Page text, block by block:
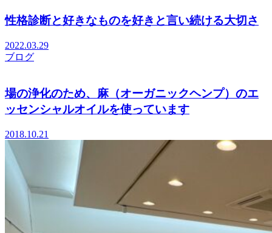
性格診断と好きなものを好きと言い続ける大切さ
2022.03.29
ブログ
場の浄化のため、麻（オーガニックヘンプ）のエ
ッセンシャルオイルを使っています
2018.10.21